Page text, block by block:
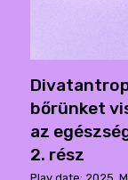
bőrünket
az
2. rész